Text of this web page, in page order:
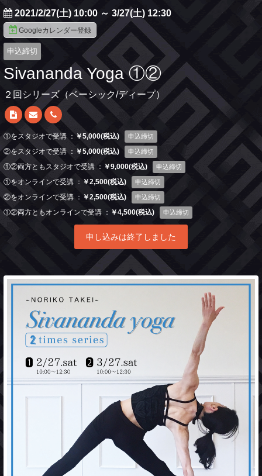
2021/2/27(土) 10:00 ～ 3/27(土) 12:30
Googleカレンダー登録
申込締切
Sivananda Yoga ①②
２回シリーズ（ベーシック/ディープ）
①をスタジオで受講 ：￥5,000(税込) 申込締切
②をスタジオで受講 ： ￥5,000(税込) 申込締切
①②両方ともスタジオで受講 ： ￥9,000(税込) 申込締切
①をオンラインで受講 ： ￥2,500(税込) 申込締切
②をオンラインで受講 ： ￥2,500(税込) 申込締切
①②両方ともオンラインで受講 ： ￥4,500(税込) 申込締切
申し込みは終了しました